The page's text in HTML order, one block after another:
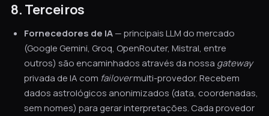
8. Terceiros
Fornecedores de IA— principais LLM do mercado
(Google Gemini, Groq, OpenRouter, Mistral, entre
outros) são encaminhados através da nossa gateway
privada de IA com failovermulti-provedor. Recebem
dados astrológicos anonimizados (data, coordenadas,
sem nomes) para gerar interpretações. Cada provedor